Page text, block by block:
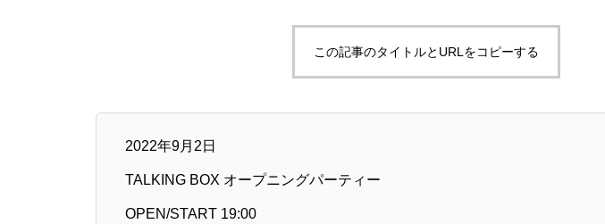
この記事のタイトルとURLをコピーする
2022年9月2日
TALKING BOX オープニングパーティー
OPEN/START 19:00